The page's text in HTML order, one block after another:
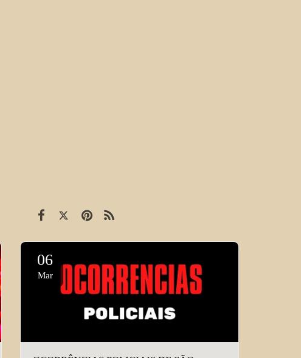
06
Mar